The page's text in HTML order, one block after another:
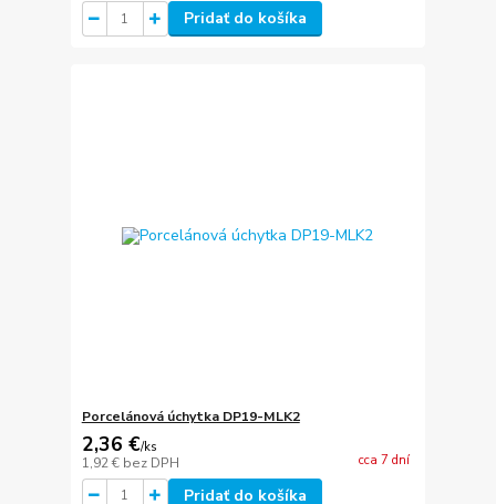
Pridať do košíka
Porcelánová úchytka DP19-MLK2
2,36 €/ks
1,92 € bez DPH cca 7 dní
Pridať do košíka